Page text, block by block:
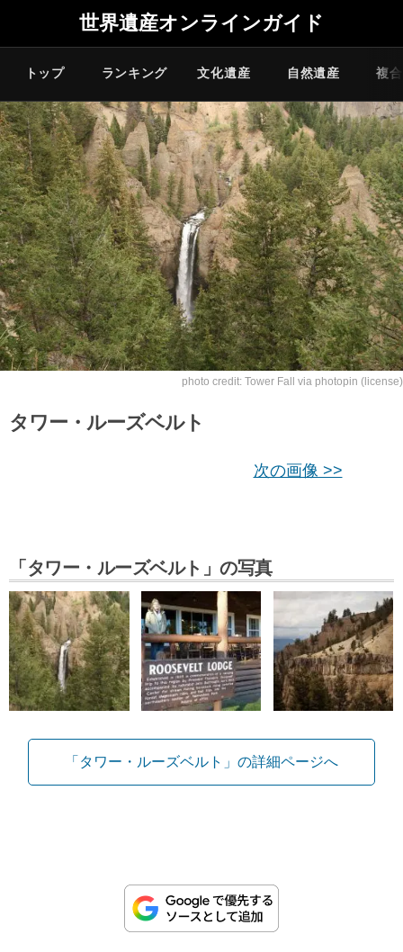
世界遺産オンラインガイド
トップ ランキング 文化遺産 自然遺産 複
photo credit: Tower Fall via photopin (license)
タワー・ルーズベルト
次の画像 >>
「タワー・ルーズベルト」の写真
「タワー・ルーズベルト」の詳細ページへ